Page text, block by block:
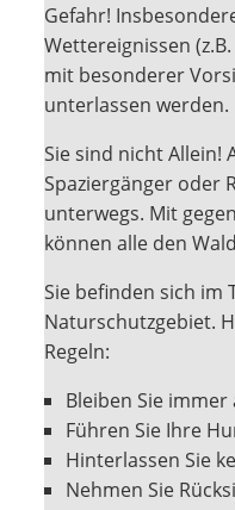
Gefahr!
Wettereignissen
mit besonderer
unterlassen werden.
Sie sind nicht Allein!
Spaziergänger oder
unterwegs. Mit
können alle den
Sie befinden sich im
Naturschutzgebiet.
Regeln:
Bleiben Sie immer
Führen Sie Ihre
Hinterlassen Sie
Nehmen Sie